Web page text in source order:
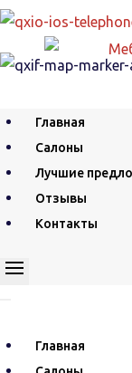
Главная
Салоны
Лучшие
Отзывы
Контакты
Главная